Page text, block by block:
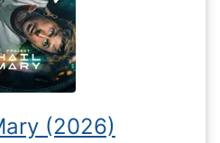
(2026)